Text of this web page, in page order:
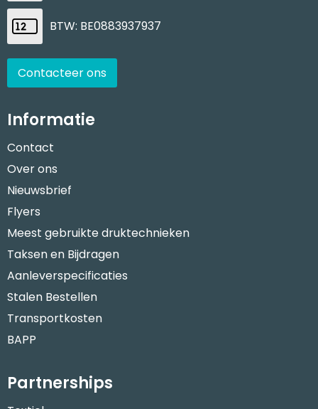
BTW: BE0883937937
Contacteer ons
Informatie
Contact
Over ons
Nieuwsbrief
Flyers
Meest gebruikte druktechnieken
Taksen en Bijdragen
Aanleverspecificaties
Stalen Bestellen
Transportkosten
BAPP
Partnerships